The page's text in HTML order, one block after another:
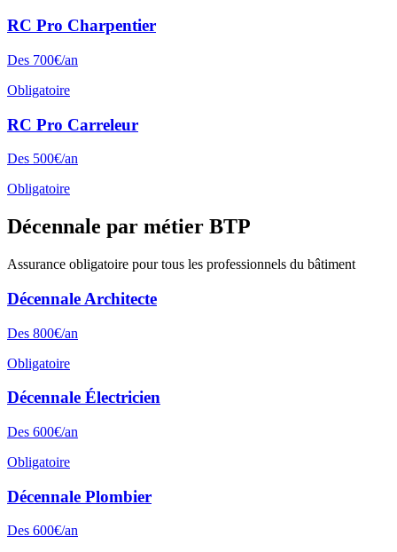
RC Pro Charpentier
Des 700€/an
Obligatoire
RC Pro Carreleur
Des 500€/an
Obligatoire
Décennale par métier BTP
Assurance obligatoire pour tous les professionnels du bâtiment
Décennale Architecte
Des 800€/an
Obligatoire
Décennale Électricien
Des 600€/an
Obligatoire
Décennale Plombier
Des 600€/an